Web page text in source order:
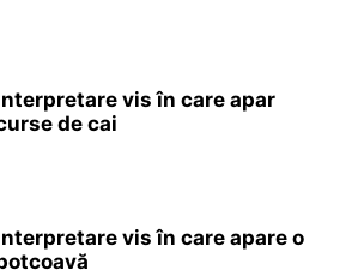
vis în care apar
de cai
vis în care apare o